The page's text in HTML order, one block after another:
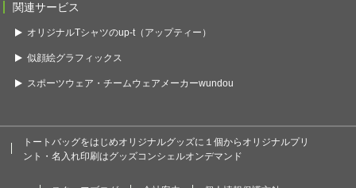
関連サービス
オリジナルTシャツのup-t（アップティー）
似顔絵グラフィックス
スポーツウェア・チームウェアメーカーwundou
トートバッグをはじめオリジナルグッズに１個からオリジナルプリ
ント・名入れ印刷はグッズコンシェルオンデマンド